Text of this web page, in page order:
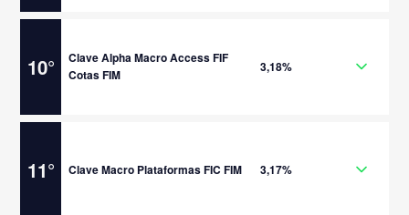
10°
Clave Alpha Macro Access FIF
Cotas FIM
3,18%
11° Clave Macro Plataformas FIC FIM 3,17%